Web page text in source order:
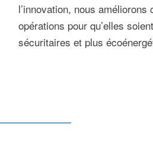
l’innovation, nous améliorons
opérations pour qu’elles
sécuritaires et plus